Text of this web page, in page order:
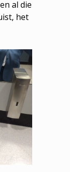
al die
het